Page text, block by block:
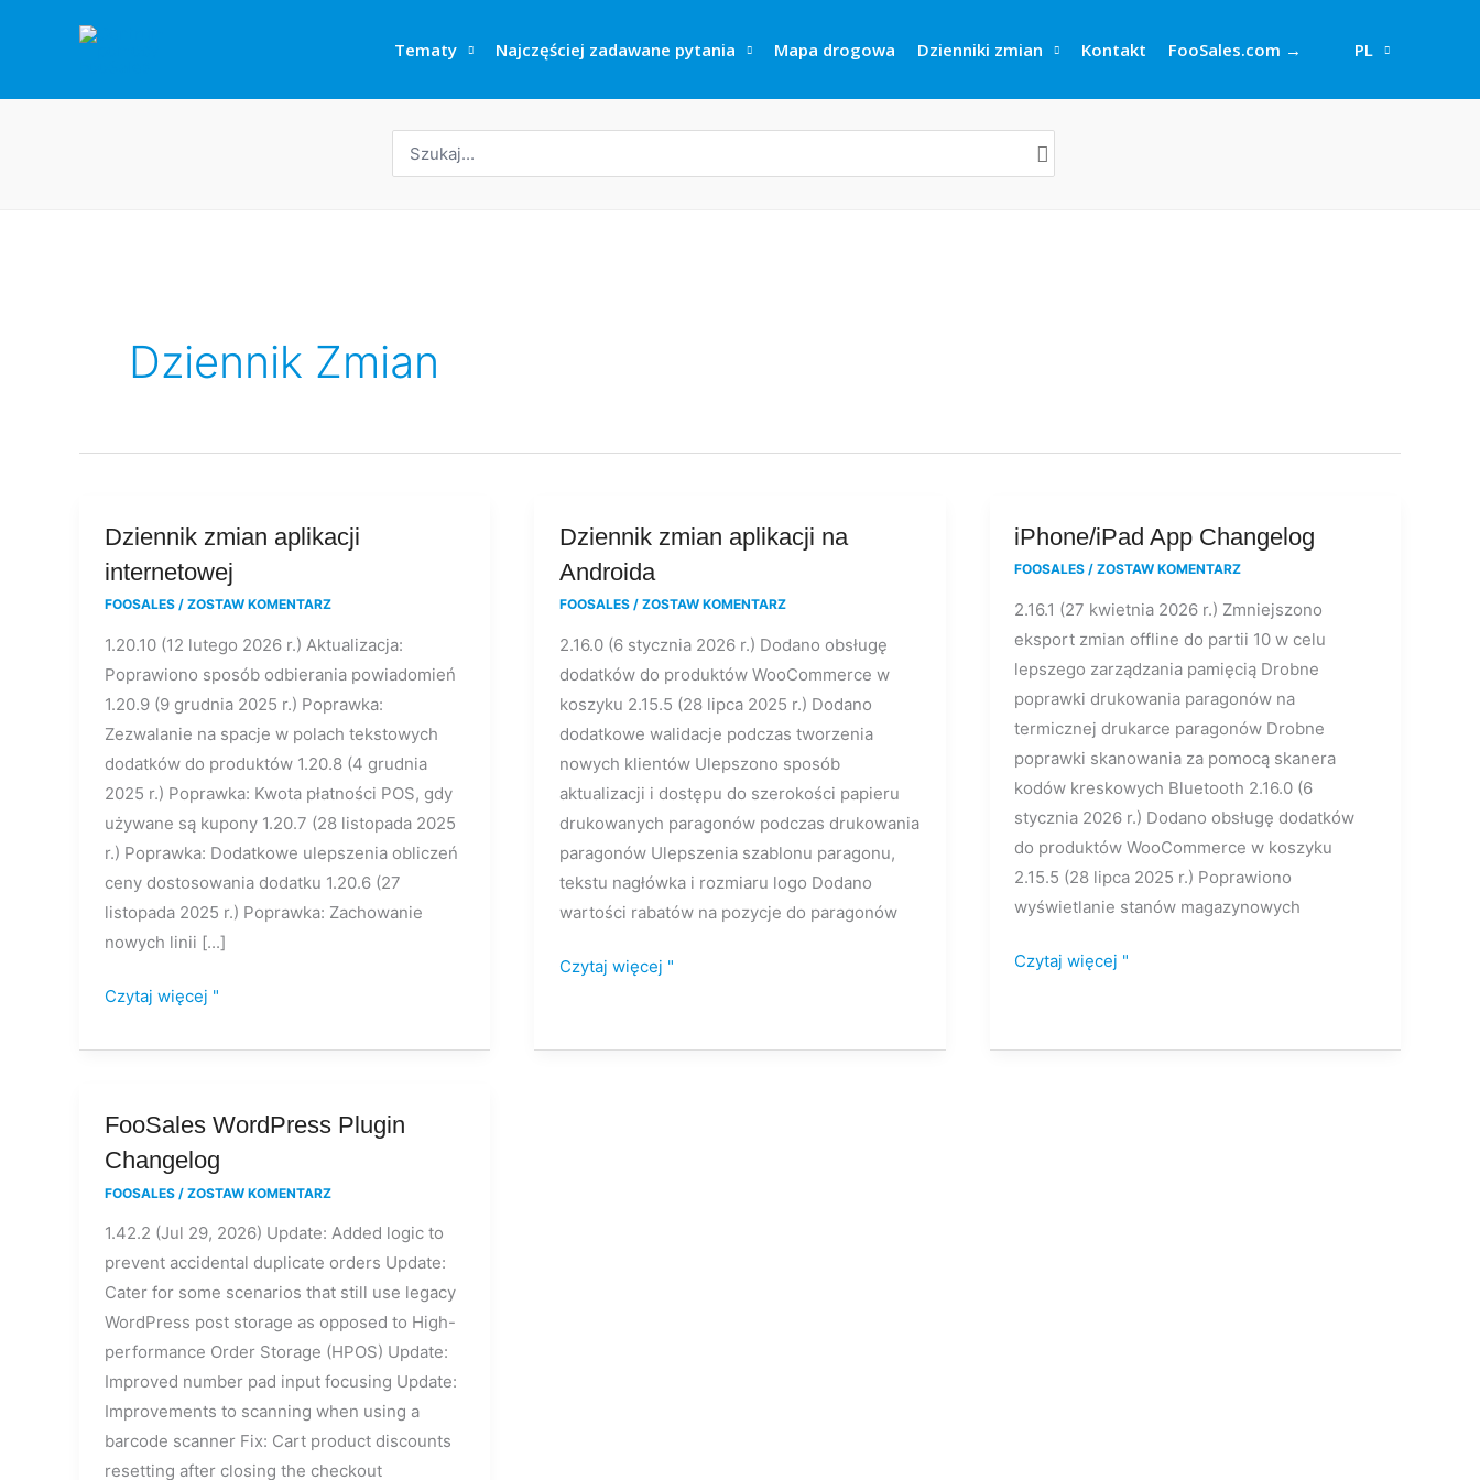
Tematy Najczęściej zadawane pytania Mapa drogowa Dzienniki zmian Kontakt FooSales.com → PL
Dziennik Zmian
Dziennik zmian aplikacji
internetowej
FOOSALES / ZOSTAW KOMENTARZ
1.20.10 (12 lutego 2026 r.) Aktualizacja:
Poprawiono sposób odbierania powiadomień
1.20.9 (9 grudnia 2025 r.) Poprawka:
Zezwalanie na spacje w polach tekstowych
dodatków do produktów 1.20.8 (4 grudnia
2025 r.) Poprawka: Kwota płatności POS, gdy
używane są kupony 1.20.7 (28 listopada 2025
r.) Poprawka: Dodatkowe ulepszenia obliczeń
ceny dostosowania dodatku 1.20.6 (27
listopada 2025 r.) Poprawka: Zachowanie
nowych linii [...]
Dziennik
zmian
Czytaj więcej "
Dziennik zmian aplikacji na
Androida
FOOSALES / ZOSTAW KOMENTARZ
2.16.0 (6 stycznia 2026 r.) Dodano obsługę
dodatków do produktów WooCommerce w
koszyku 2.15.5 (28 lipca 2025 r.) Dodano
dodatkowe walidacje podczas tworzenia
nowych klientów Ulepszono sposób
aktualizacji i dostępu do szerokości papieru
drukowanych paragonów podczas drukowania
paragonów Ulepszenia szablonu paragonu,
tekstu nagłówka i rozmiaru logo Dodano
wartości rabatów na pozycje do paragonów
Dziennik
zmian
Androida
Czytaj więcej "
iPhone/iPad App Changelog
FOOSALES/ZOSTAW KOMENTARZ
2.16.1 (27 kwietnia 2026 r.) Zmniejszono
eksport zmian offline do partii 10 w celu
lepszego zarządzania pamięcią Drobne
poprawki drukowania paragonów na
termicznej drukarce paragonów Drobne
poprawki skanowania za pomocą skanera
kodów kreskowych Bluetooth 2.16.0 (6
stycznia 2026 r.) Dodano obsługę dodatków
do produktów WooCommerce w koszyku
2.15.5 (28 lipca 2025 r.) Poprawiono
wyświetlanie stanów magazynowych
iPhone/iPad
App
Czytaj więcej "
FooSales WordPress Plugin
Changelog
FOOSALES / ZOSTAW KOMENTARZ
1.42.2 (Jul 29, 2026) Update: Added logic to
prevent accidental duplicate orders Update:
Cater for some scenarios that still use legacy
WordPress post storage as opposed to High-
performance Order Storage (HPOS) Update:
Improved number pad input focusing Update:
Improvements to scanning when using a
barcode scanner Fix: Cart product discounts
resetting after closing the checkout
FooSales
WordPress